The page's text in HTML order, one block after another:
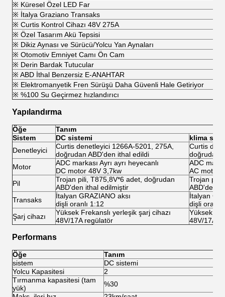
※ Küresel Özel LED Far
※ İtalya Graziano Transaks
※ Curtis Kontrol Cihazı 48V 275A
※ Özel Tasarım Akü Tepsisi
※ Dikiz Aynası ve Sürücü/Yolcu Yan Aynaları
※ Otomotiv Emniyet Camı Ön Cam
※ Derin Bardak Tutucular
※ ABD İthal Benzersiz E-ANAHTAR
※ Elektromanyetik Fren Sürüşü Daha Güvenli Hale Getiriyor
※ %100 Su Geçirmez hızlandırıcı
Yapılandırma
Öğe
Tanım
Sistem
DC sistemi
klima
Denetleyici
Curtis denetleyici 1266A-5201, 275A,
doğrudan ABD'den ithal edildi
Curtis
doğrudan
Motor
ADC markası Ayrı ayrı heyecanlı
DC motor 48V 3,7kw
ADC
AC motor
Pil
Trojan pili, T875,8V*6 adet, doğrudan
ABD'den ithal edilmiştir
Trojan pili,
ABD'den
Transaks
İtalyan GRAZIANO aksı
dişli oranlı 1:12
İtalyan
dişli oranlı
Şarj cihazı
Yüksek Frekanslı yerleşik şarj cihazı
48V/17A regülatör
Yüksek
48V/17A
Performans
Öğe
Tanım
sistem
DC sistemi
Yolcu Kapasitesi
2
Tırmanma kapasitesi (tam
yük)
%30